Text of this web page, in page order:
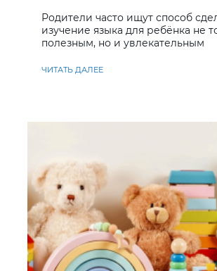
Родители часто ищут способ
изучение языка для ребёнка не
полезным, но и увлекательным
ЧИТАТЬ ДАЛЕЕ